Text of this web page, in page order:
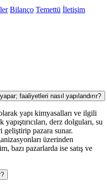
Bilanço Temettü İletişim
faaliyetleri nasıl yapılandırır?
yapı kimyasalları ve ilgili
derz dolguları, su
geliştirip pazara sunar.
üzerinden
bazı pazarlarda ise satış ve